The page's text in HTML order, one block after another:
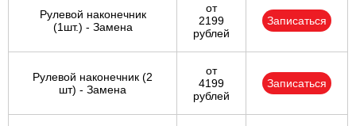
Рулевой наконечник
(1шт.) - Замена
от
2199
рублей
Записаться
Рулевой наконечник (2
шт) - Замена
от
4199
рублей
Записаться